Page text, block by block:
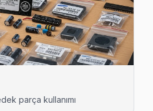
Arıza →
firmware güncellemesi
parça kullanımı